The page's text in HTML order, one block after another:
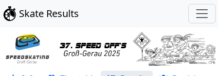
Skate Results